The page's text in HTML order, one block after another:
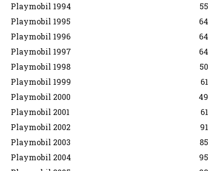
Playmobil 1994
55
Playmobil 1995
64
Playmobil 1996
64
Playmobil 1997
64
Playmobil 1998
50
Playmobil 1999
61
Playmobil 2000
49
Playmobil 2001
61
Playmobil 2002
91
Playmobil 2003
85
Playmobil 2004
95